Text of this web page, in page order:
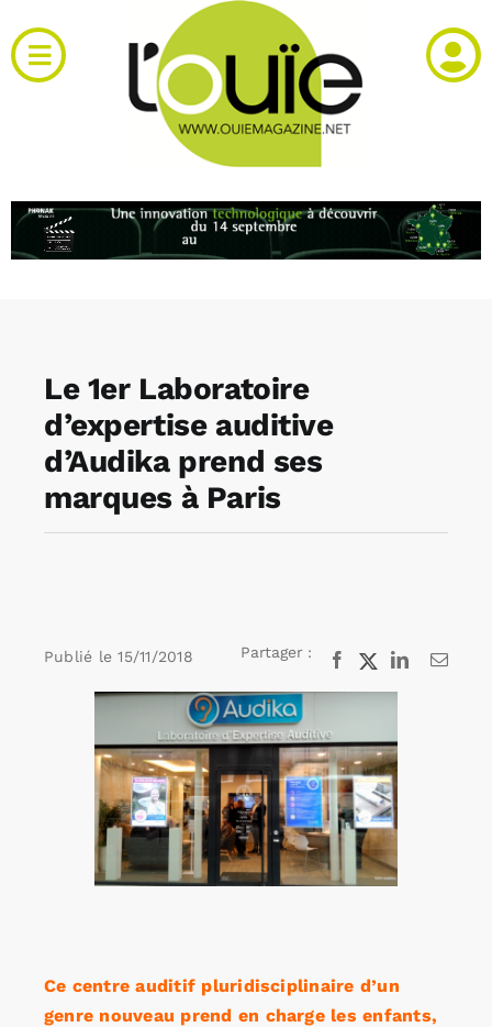
au
contenu
Toggle
Navigation
RH et emploi
Agenda
Annonces emploi
Le 1er Laboratoire
d’expertise auditive
d’Audika prend ses
marques à Paris
Publié le 15/11/2018 Partager : Facebook
X LinkedInEmail
agrandie
Ce centre auditif pluridisciplinaire d’un
genre nouveau prend en charge les enfants,